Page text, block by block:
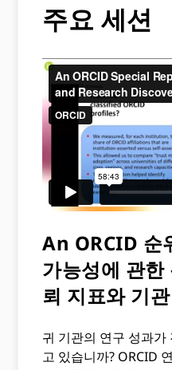
주요 세션
An ORCID 순
가능성에 관한
뢰 지표와 기
귀 기관의 연구 성과가
고 있습니까? ORCID